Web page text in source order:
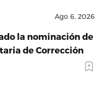
Ago 6, 2026
la nominación de
de Corrección